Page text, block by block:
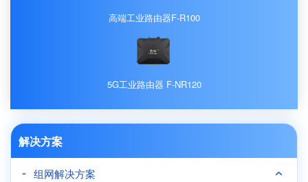
高端工业路由器F-R100
5G工业路由器 F-NR120
解决方案
组网解决方案